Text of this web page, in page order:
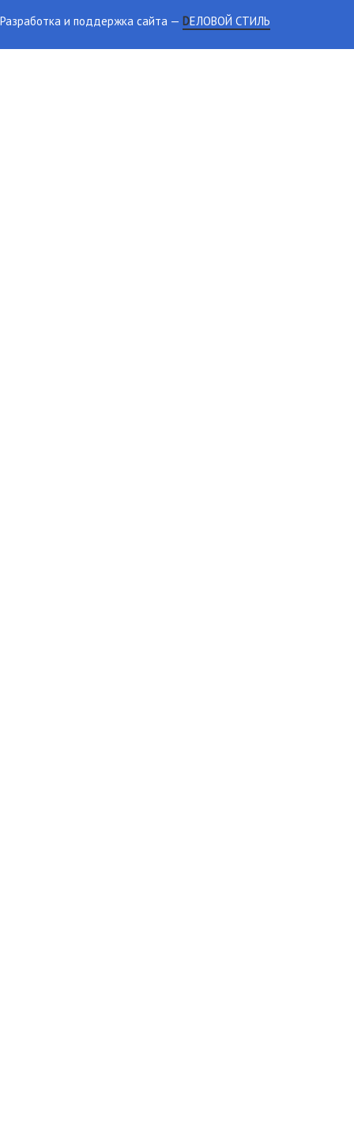
Разработка и поддержка сайта — DЕЛОВОЙ СТИЛЬ